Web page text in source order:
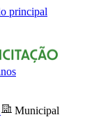
principal
Municipal